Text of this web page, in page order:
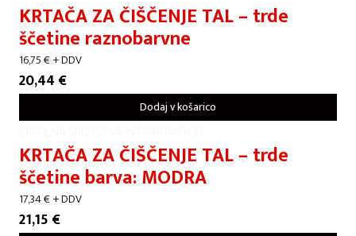
KRTAČA ZA ČIŠČENJE TAL – trde
ščetine raznobarvne
16,75€+ DDV
20,44 €
Dodaj v košarico
KRTAČA ZA ČIŠČENJE TAL – trde
ščetine barva: MODRA
17,34€+ DDV
21,15 €